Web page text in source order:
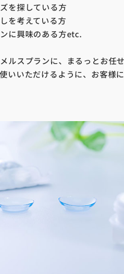
を探している方
を考えている方
に興味のある方etc.
ルスプランに、まるっとお任
いいただけるように、お客様